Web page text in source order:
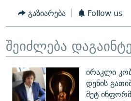
გაზიარება Follow us
შეიძლება
ირაკლი
დენის
მეტ